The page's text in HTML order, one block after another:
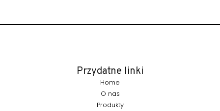
Przydatne linki
Home
O nas
Produkty